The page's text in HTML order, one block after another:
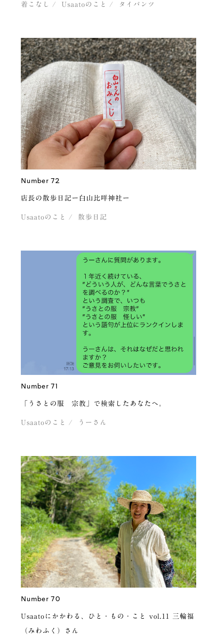
着こなし Usaatoのこと タイパンツ
Number 72
店長の散歩日記ー白山比咩神社ー
Usaatoのこと 散歩日記
Number 71
「うさとの服 宗教」で検索したあなたへ。
Usaatoのこと うーさん
Number 70
Usaatoにかかわる、ひと・もの・こと vol.11 三輪福
（みわふく）さん